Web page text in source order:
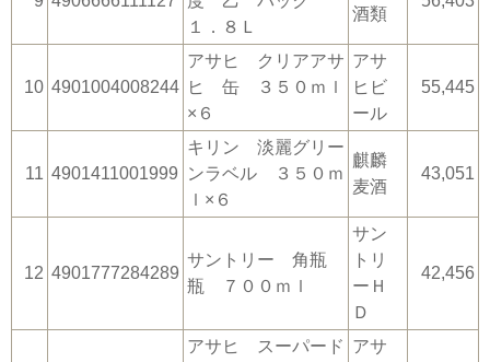
１．８Ｌ
酒類
10 4901004008244
アサヒ クリアアサ
ヒ 缶 ３５０ｍｌ
×６
アサ
ヒビ
ール
55,445
11 4901411001999
キリン 淡麗グリー
ンラベル ３５０ｍ
ｌ×６
麒麟
麦酒
43,051
12 4901777284289
サントリー 角瓶
瓶 ７００ｍｌ
サン
トリ
ーＨ
Ｄ
42,456
アサヒ スーパード アサ